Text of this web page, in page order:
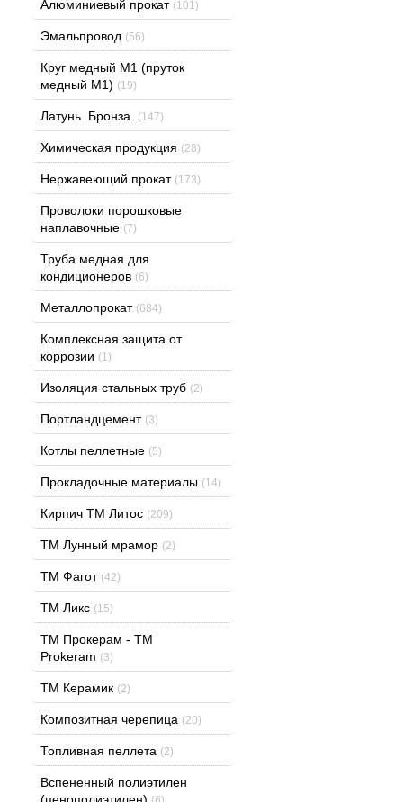
Алюминиевый прокат (101)
Эмальпровод (56)
Круг медный М1 (пруток
медный М1) (19)
Латунь. Бронза. (147)
Химическая продукция (28)
Нержавеющий прокат (173)
Проволоки порошковые
наплавочные (7)
Труба медная для
кондиционеров (6)
Металлопрокат (684)
Комплексная защита от
коррозии (1)
Изоляция стальных труб (2)
Портландцемент (3)
Котлы пеллетные (5)
Прокладочные материалы (14)
Кирпич ТМ Литос (209)
ТМ Лунный мрамор (2)
ТМ Фагот (42)
ТМ Ликс (15)
TM Прокерам - ТМ
Prokeram (3)
ТМ Керамик (2)
Композитная черепица (20)
Топливная пеллета (2)
Вспененный полиэтилен
(пенополиэтилен)